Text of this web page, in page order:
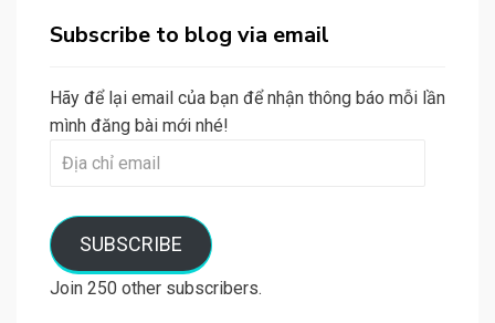
Subscribe to blog via email
Hãy để lại email của bạn để nhận thông báo mỗi lần
mình đăng bài mới nhé!
Địa
SUBSCRIBE
Join 250 other subscribers.